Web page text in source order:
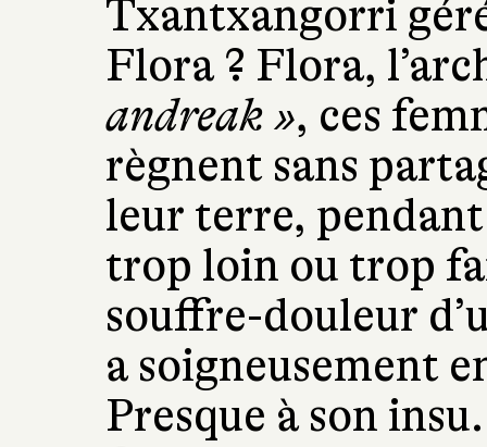
Txantxangorri
Flora ? Flora,
andreak », ces
règnent sans
leur terre,
trop loin ou trop
souffre-douleur
a soigneusement
Presque à son